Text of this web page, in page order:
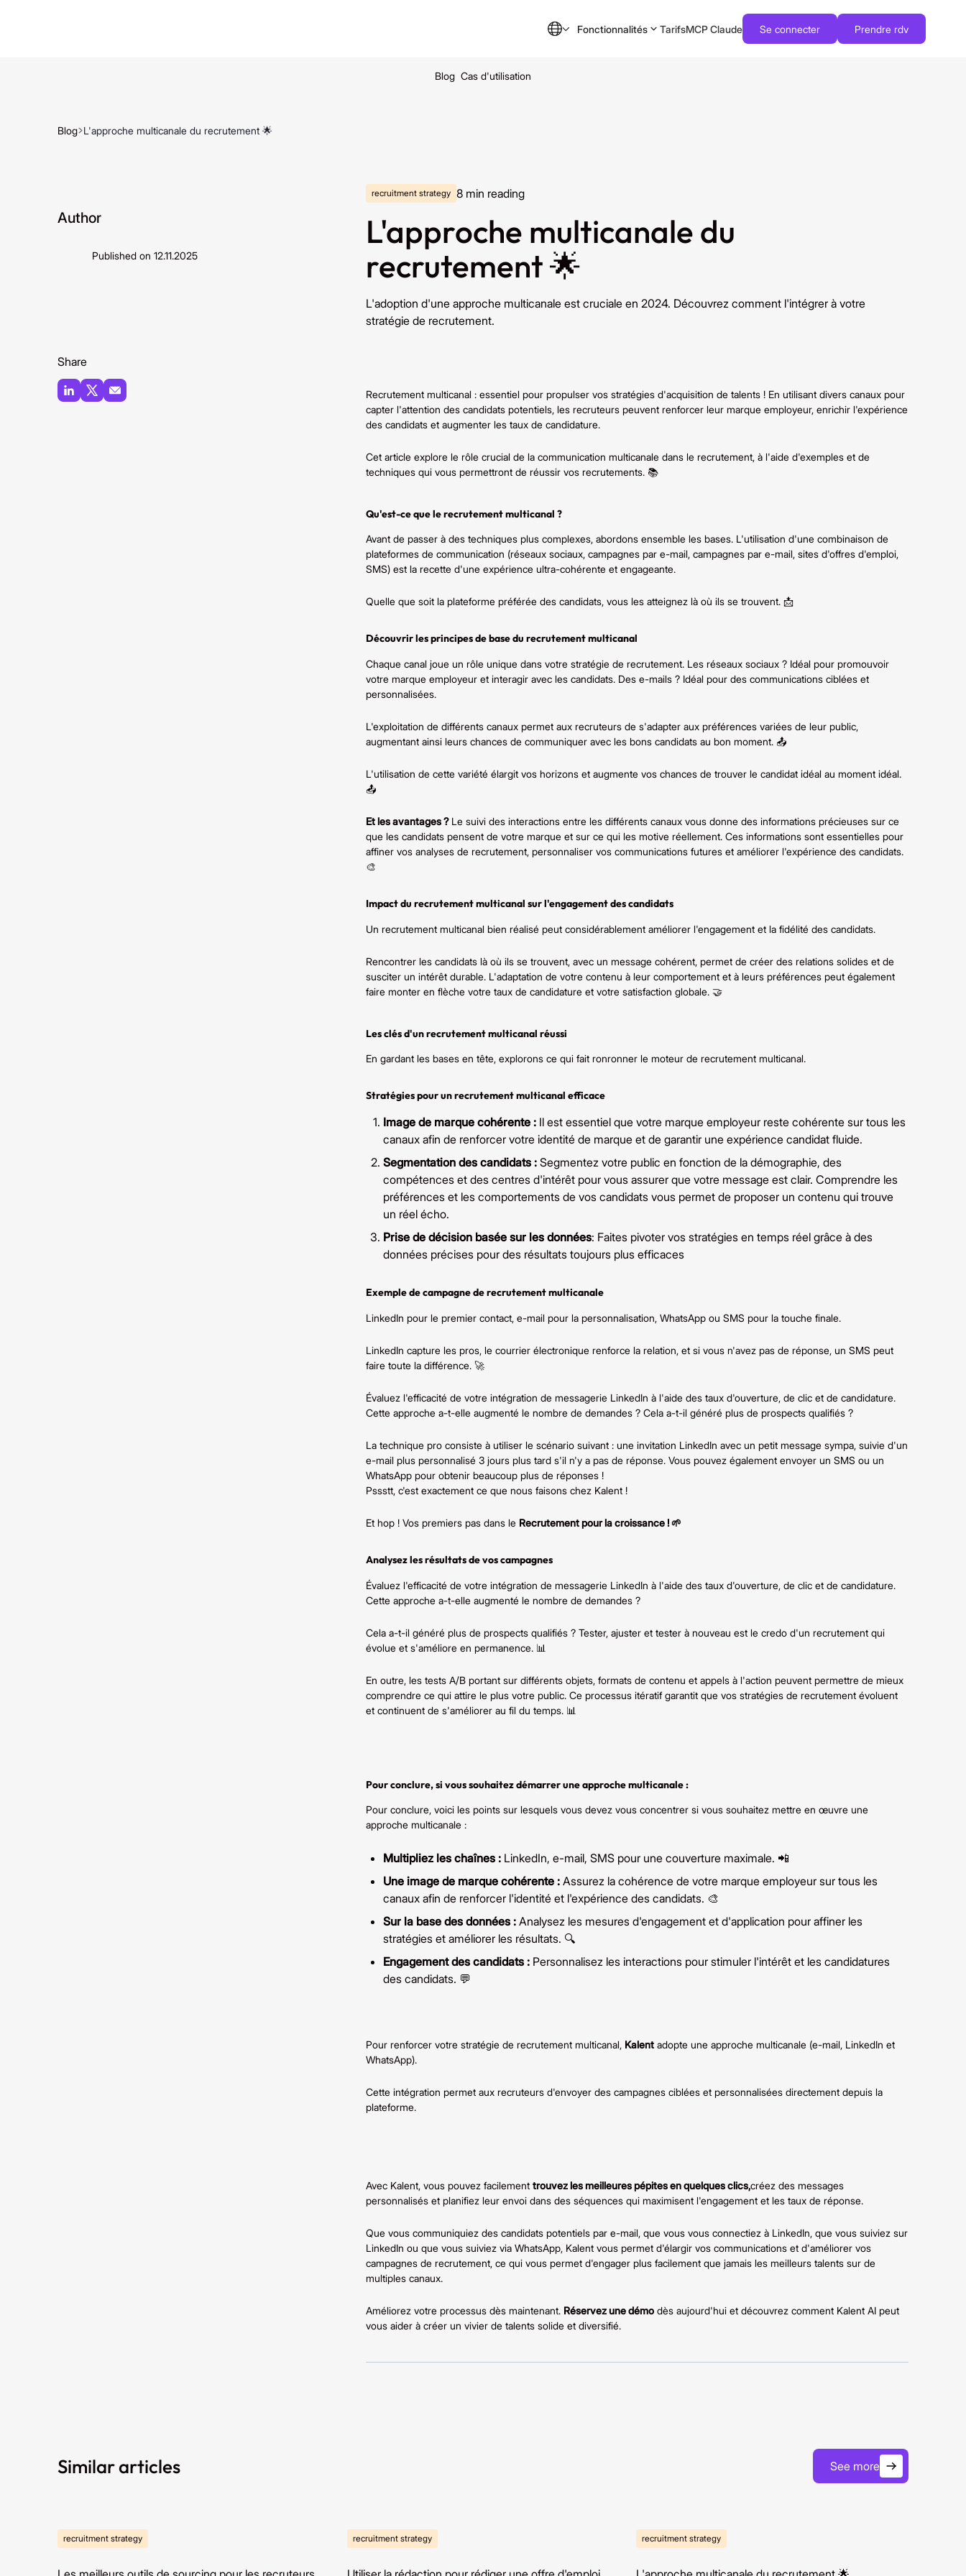
Fonctionnalités TarifsMCP Claude Se connecter Prendre rdv
Blog Cas d'utilisation
Blog L'approche multicanale du recrutement 🌟
Author
Published on 12.11.2025
Share
recruitment strategy 8min reading
L'approche multicanale du
recrutement 🌟
L'adoption d'une approche multicanale est cruciale en 2024. Découvrez comment l'intégrer à votre
stratégie de recrutement.
Recrutement multicanal : essentiel pour propulser vos stratégies d'acquisition de talents ! En utilisant divers canaux pour
capter l'attention des candidats potentiels, les recruteurs peuvent renforcer leur marque employeur, enrichir l'expérience
des candidats et augmenter les taux de candidature.
Cet article explore le rôle crucial de la communication multicanale dans le recrutement, à l'aide d'exemples et de
techniques qui vous permettront de réussir vos recrutements. 📚
Qu'est-ce que le recrutement multicanal ?
Avant de passer à des techniques plus complexes, abordons ensemble les bases. L'utilisation d'une combinaison de
plateformes de communication (réseaux sociaux, campagnes par e-mail, campagnes par e-mail, sites d'offres d'emploi,
SMS) est la recette d'une expérience ultra-cohérente et engageante.
Quelle que soit la plateforme préférée des candidats, vous les atteignez là où ils se trouvent. 📩
Découvrir les principes de base du recrutement multicanal
Chaque canal joue un rôle unique dans votre stratégie de recrutement. Les réseaux sociaux ? Idéal pour promouvoir
votre marque employeur et interagir avec les candidats. Des e-mails ? Idéal pour des communications ciblées et
personnalisées.
L'exploitation de différents canaux permet aux recruteurs de s'adapter aux préférences variées de leur public,
augmentant ainsi leurs chances de communiquer avec les bons candidats au bon moment. 📤
L'utilisation de cette variété élargit vos horizons et augmente vos chances de trouver le candidat idéal au moment idéal.
📤
Et les avantages ? Le suivi des interactions entre les différents canaux vous donne des informations précieuses sur ce
que les candidats pensent de votre marque et sur ce qui les motive réellement. Ces informations sont essentielles pour
affiner vos analyses de recrutement, personnaliser vos communications futures et améliorer l'expérience des candidats.
🎨
Impact du recrutement multicanal sur l'engagement des candidats
Un recrutement multicanal bien réalisé peut considérablement améliorer l'engagement et la fidélité des candidats.
Rencontrer les candidats là où ils se trouvent, avec un message cohérent, permet de créer des relations solides et de
susciter un intérêt durable. L'adaptation de votre contenu à leur comportement et à leurs préférences peut également
faire monter en flèche votre taux de candidature et votre satisfaction globale. 🤝
Les clés d'un recrutement multicanal réussi
En gardant les bases en tête, explorons ce qui fait ronronner le moteur de recrutement multicanal.
Stratégies pour un recrutement multicanal efficace
Image de marque cohérente : Il est essentiel que votre marque employeur reste cohérente sur tous les
canaux afin de renforcer votre identité de marque et de garantir une expérience candidat fluide.
Segmentation des candidats :Segmentez votre public en fonction de la démographie, des
compétences et des centres d'intérêt pour vous assurer que votre message est clair. Comprendre les
préférences et les comportements de vos candidats vous permet de proposer un contenu qui trouve
un réel écho.
Prise de décision basée sur les données: Faites pivoter vos stratégies en temps réel grâce à des
données précises pour des résultats toujours plus efficaces
Exemple de campagne de recrutement multicanale
LinkedIn pour le premier contact, e-mail pour la personnalisation, WhatsApp ou SMS pour la touche finale.
LinkedIn capture les pros, le courrier électronique renforce la relation, et si vous n'avez pas de réponse, un SMS peut
faire toute la différence. 🚀
Évaluez l'efficacité de votre intégration de messagerie LinkedIn à l'aide des taux d'ouverture, de clic et de candidature.
Cette approche a-t-elle augmenté le nombre de demandes ? Cela a-t-il généré plus de prospects qualifiés ?
La technique pro consiste à utiliser le scénario suivant : une invitation LinkedIn avec un petit message sympa, suivie d'un
e-mail plus personnalisé 3 jours plus tard s'il n'y a pas de réponse. Vous pouvez également envoyer un SMS ou un
WhatsApp pour obtenir beaucoup plus de réponses !
Pssstt, c'est exactement ce que nous faisons chez Kalent !
Et hop ! Vos premiers pas dans le Recrutement pour la croissance ! 🌱
Analysez les résultats de vos campagnes
Évaluez l'efficacité de votre intégration de messagerie LinkedIn à l'aide des taux d'ouverture, de clic et de candidature.
Cette approche a-t-elle augmenté le nombre de demandes ?
Cela a-t-il généré plus de prospects qualifiés ? Tester, ajuster et tester à nouveau est le credo d'un recrutement qui
évolue et s'améliore en permanence. 📊
En outre, les tests A/B portant sur différents objets, formats de contenu et appels à l'action peuvent permettre de mieux
comprendre ce qui attire le plus votre public. Ce processus itératif garantit que vos stratégies de recrutement évoluent
et continuent de s'améliorer au fil du temps. 📊
Pour conclure, si vous souhaitez démarrer une approche multicanale :
Pour conclure, voici les points sur lesquels vous devez vous concentrer si vous souhaitez mettre en œuvre une
approche multicanale :
Multipliez les chaînes :LinkedIn, e-mail, SMS pour une couverture maximale. 📲
Une image de marque cohérente :Assurez la cohérence de votre marque employeur sur tous les
canaux afin de renforcer l'identité et l'expérience des candidats. 🎨
Sur la base des données :Analysez les mesures d'engagement et d'application pour affiner les
stratégies et améliorer les résultats. 🔍
Engagement des candidats :Personnalisez les interactions pour stimuler l'intérêt et les candidatures
des candidats. 💬
Pour renforcer votre stratégie de recrutement multicanal, Kalentadopte une approche multicanale (e-mail, LinkedIn et
WhatsApp).
Cette intégration permet aux recruteurs d'envoyer des campagnes ciblées et personnalisées directement depuis la
plateforme.
Avec Kalent, vous pouvez facilement trouvez les meilleures pépites en quelques clics,créez des messages
personnalisés et planifiez leur envoi dans des séquences qui maximisent l'engagement et les taux de réponse.
Que vous communiquiez des candidats potentiels par e-mail, que vous vous connectiez à LinkedIn, que vous suiviez sur
LinkedIn ou que vous suiviez via WhatsApp, Kalent vous permet d'élargir vos communications et d'améliorer vos
campagnes de recrutement, ce qui vous permet d'engager plus facilement que jamais les meilleurs talents sur de
multiples canaux.
Améliorez votre processus dès maintenant. Réservez une démodès aujourd'hui et découvrez comment Kalent AI peut
vous aider à créer un vivier de talents solide et diversifié.
Similar articles See more
recruitment strategy recruitment strategy recruitment strategy